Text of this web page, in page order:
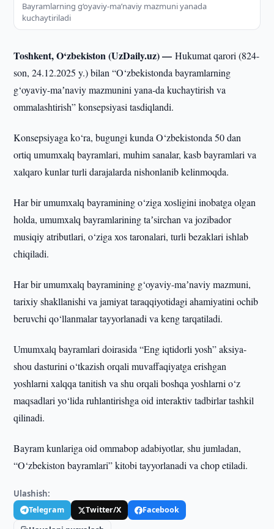
Bayramlarning g‘oyaviy-maʼnaviy mazmuni yanada
kuchaytiriladi
Toshkent, O‘zbekiston (UzDaily.uz) —Hukumat qarori (824-
son, 24.12.2025 y.) bilan “O‘zbekistonda bayramlarning
g‘oyaviy-maʼnaviy mazmunini yana-da kuchaytirish va
ommalashtirish” konsepsiyasi tasdiqlandi.
Konsepsiyaga ko‘ra, bugungi kunda O‘zbekistonda 50 dan
ortiq umumxalq bayramlari, muhim sanalar, kasb bayramlari va
xalqaro kunlar turli darajalarda nishonlanib kelinmoqda.
Har bir umumxalq bayramining o‘ziga xosligini inobatga olgan
holda, umumxalq bayramlarining taʼsirchan va jozibador
musiqiy atributlari, o‘ziga xos taronalari, turli bezaklari ishlab
chiqiladi.
Har bir umumxalq bayramining g‘oyaviy-maʼnaviy mazmuni,
tarixiy shakllanishi va jamiyat taraqqiyotidagi ahamiyatini ochib
beruvchi qo‘llanmalar tayyorlanadi va keng tarqatiladi.
Umumxalq bayramlari doirasida “Eng iqtidorli yosh” aksiya-
shou dasturini o‘tkazish orqali muvaffaqiyatga erishgan
yoshlarni xalqqa tanitish va shu orqali boshqa yoshlarni o‘z
maqsadlari yo‘lida ruhlantirishga oid interaktiv tadbirlar tashkil
qilinadi.
Bayram kunlariga oid ommabop adabiyotlar, shu jumladan,
“O‘zbekiston bayramlari” kitobi tayyorlanadi va chop etiladi.
Ulashish:
Telegram Twitter/X
Facebook